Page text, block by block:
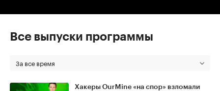
Все выпуски программы
За все время
Хакеры OurMine «на спор» взломали